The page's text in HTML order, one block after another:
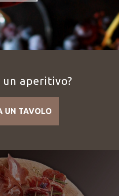
aperitivo?
UN TAVOLO